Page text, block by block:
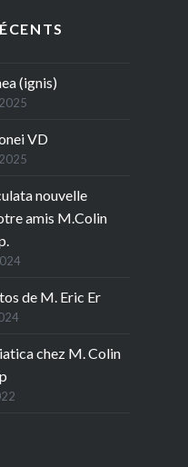
(ignis)
VD
nouvelle
amis M.Colin
de M. Eric Er
chez M. Colin